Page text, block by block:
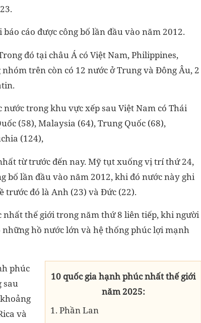
cáo được công bố lần đầu vào năm 2012.
đó tại châu Á có Việt Nam, Philippines,
trên còn có 12 nước ở Trung và Đông Âu, 2
trong khu vực xếp sau Việt Nam có Thái
(58), Malaysia (64), Trung Quốc (68),
(124),
từ trước đến nay. Mỹ tụt xuống vị trí thứ 24,
bố lần đầu vào năm 2012, khi đó nước này ghi
đó là Anh (23) và Đức (22).
thế giới trong năm thứ 8 liên tiếp, khi người
hồ nước lớn và hệ thống phúc lợi mạnh
10 quốc gia hạnh phúc nhất thế giới
năm 2025:
1. Phần Lan
phúc
sau
và